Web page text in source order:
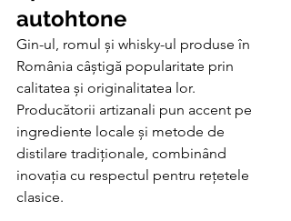
autohtone
Gin-ul, romul și whisky-ul produse în
România câștigă popularitate prin
calitatea și originalitatea lor.
Producătorii artizanali pun accent pe
ingrediente locale și metode de
distilare tradiționale, combinând
inovația cu respectul pentru rețetele
clasice.